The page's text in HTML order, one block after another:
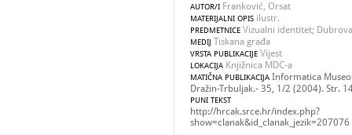
AUTOR/I Franković, Orsat
MATERIJALNI OPIS ilustr.
PREDMETNICE Vizualni identitet;
MEDIJ Tiskana građa
VRSTA PUBLIKACIJE Vijest
LOKACIJA Knjižnica MDC-a
MATIČNA PUBLIKACIJA Informatica
Dražin-Trbuljak.- 35, 1/2 (2004). Str.
PUNI TEKST
http://hrcak.srce.hr/index.php?
show=clanak&id_clanak_jezik=207076